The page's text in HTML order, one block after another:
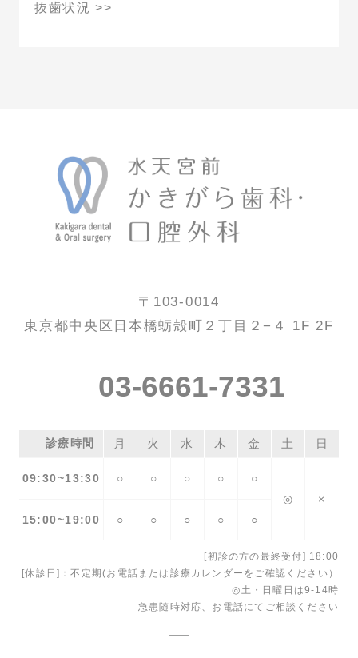
抜歯状況>>
〒103-0014
東京都中央区日本橋蛎殻町２丁目２−４ 1F 2F
03-6661-7331
診療時間 月 火 水 木 金 土 日
09:30~13:30 ○ ○ ○ ○
○
◎
×
15:00~19:00
○ ○ ○ ○ ○
[初診の方の最終受付] 18:00
[休診日]：不定期(お電話または診療カレンダーをご確認ください）
◎土・日曜日は9-14時
急患随時対応、お電話にてご相談ください